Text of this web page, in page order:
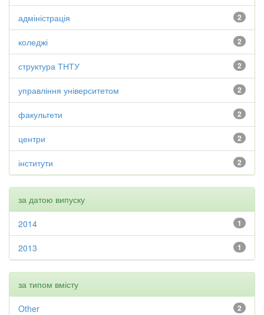
2
адміністрація
2
коледжі
2
структура ТНТУ
2
управління університетом
2
факультети
2
центри
2
інститути
за датою випуску
1
2014
1
2013
за типом вмісту
2
Other